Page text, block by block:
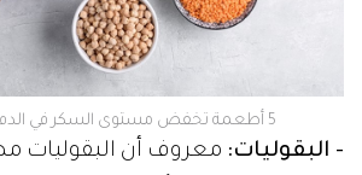
5 أطعمة تخفض مستوى السكر في الدم.. تعرّفوا إليها
- البقوليات: معروف أن البقوليات